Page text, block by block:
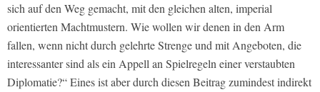
sich auf den Weg gemacht, mit den gleichen alten, imperial
orientierten Machtmustern. Wie wollen wir denen in den Arm
fallen, wenn nicht durch gelehrte Strenge und mit Angeboten, die
interessanter sind als ein Appell an Spielregeln einer verstaubten
Diplomatie?“ Eines ist aber durch diesen Beitrag zumindest indirekt